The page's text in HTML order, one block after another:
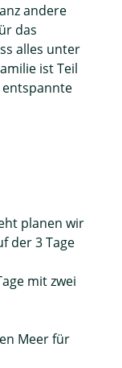
andere
das
alles unter
ist Teil
entspannte
planen wir
der 3 Tage
mit zwei
Meer für